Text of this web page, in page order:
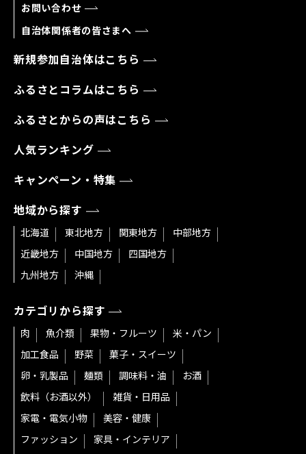
お問い合わせ
自治体関係者の皆さまへ
新規参加自治体はこちら
ふるさとコラムはこちら
ふるさとからの声はこちら
人気ランキング
キャンペーン・特集
地域から探す
北海道 東北地方 関東地方
中部地方
近畿地方
中国地方
四国地方
九州地方
沖縄
カテゴリから探す
肉 魚介類 果物・フルーツ
米・パン
加工食品
野菜
菓子・スイーツ
卵・乳製品
麺類 調味料・油
お酒
飲料（お酒以外）
雑貨・日用品
家電・電気小物
美容・健康
ファッション
家具・インテリア